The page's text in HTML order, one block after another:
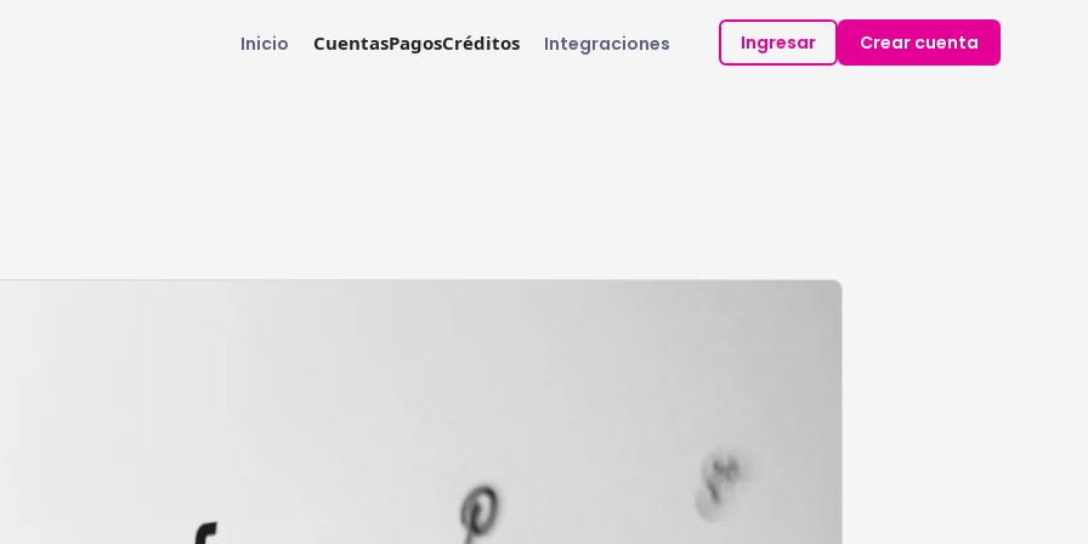
Inicio CuentasPagosCréditos Integraciones Ingresar Crear cuenta